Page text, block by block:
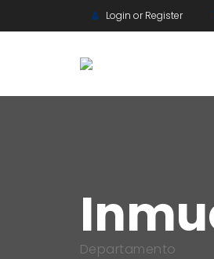
Login or Register
Departamento